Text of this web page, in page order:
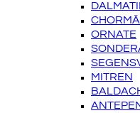
ORNATE
MITREN